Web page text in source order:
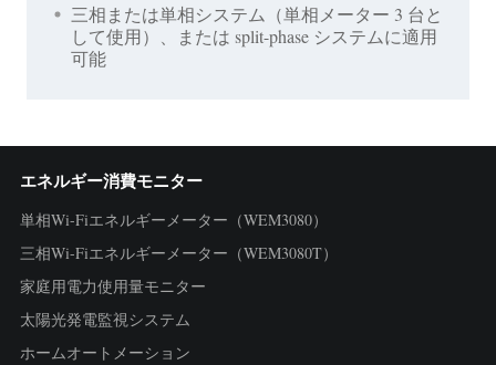
三相または単相システム（単相メーター 3 台と
して使用）、または split-phase システムに適用
可能
エネルギー消費モニター
単相Wi-Fiエネルギーメーター（WEM3080）
三相Wi-Fiエネルギーメーター（WEM3080T）
家庭用電力使用量モニター
太陽光発電監視システム
ホームオートメーション